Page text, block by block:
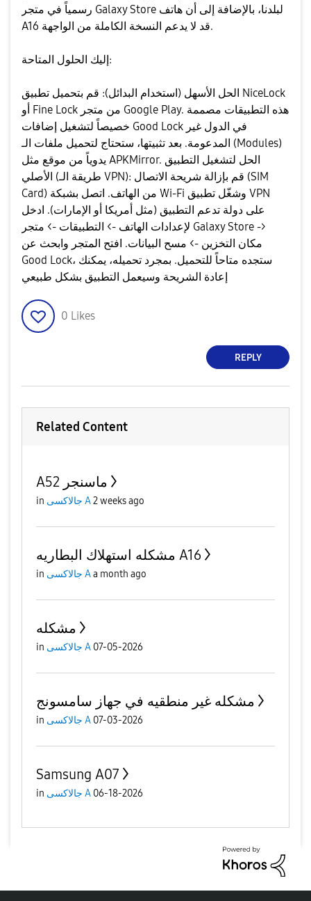
رسمياً في متجر Galaxy Store لبلدنا، بالإضافة إلى أن هاتف
A16 قد لا يدعم النسخة الكاملة من الواجهة.
​إليك الحلول المتاحة:
​الحل الأسهل (استخدام البدائل): قم بتحميل تطبيق NiceLock
أو Fine Lock من متجر Google Play. هذه التطبيقات مصممة
خصيصاً لتشغيل إضافات Good Lock في الدول غير
المدعومة. بعد تثبيتها، ستحتاج لتحميل ملفات الـ (Modules)
يدوياً من موقع مثل APKMirror. ​الحل لتشغيل التطبيق
الأصلي (طريقة الـ VPN): ​قم بإزالة شريحة الاتصال (SIM
Card) من الهاتف. ​اتصل بشبكة Wi-Fi وشغّل تطبيق VPN
على دولة تدعم التطبيق (مثل أمريكا أو الإمارات). ​ادخل
لإعدادات الهاتف -> التطبيقات -> متجر Galaxy Store ->
مكان التخزين -> مسح البيانات. ​افتح المتجر وابحث عن
Good Lock، ستجده متاحاً للتحميل. بمجرد تحميله، يمكنك
إعادة الشريحة وسيعمل التطبيق بشكل طبيعي
0 Likes
REPLY
Related Content
A52 ماسنجر
in جالاكسى A2 weeks ago
مشكله استهلاك البطاريه A16
in جالاكسى Aa month ago
مشكله
in جالاكسى A 07-05-2026
مشكله غير منطقيه في جهاز سامسونج
in جالاكسى A 07-03-2026
Samsung A07
in جالاكسى A 06-18-2026